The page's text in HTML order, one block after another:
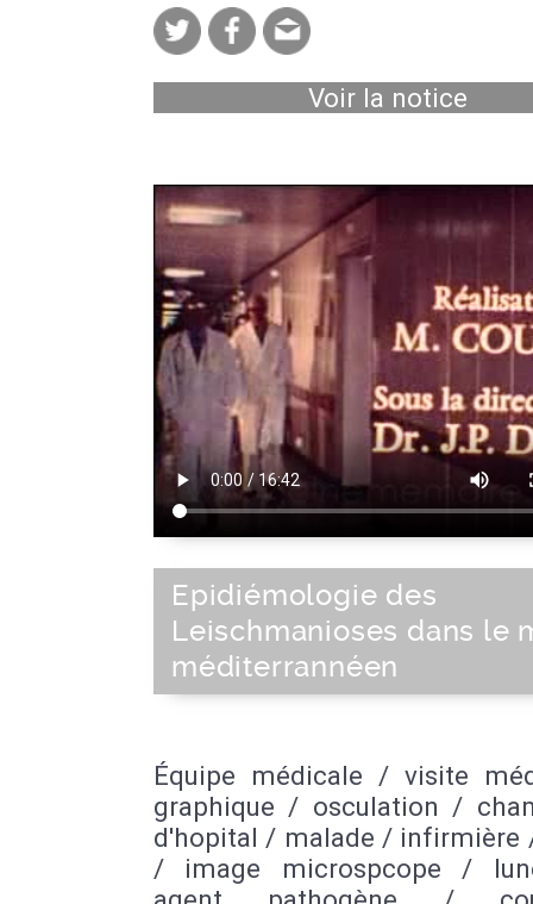
Voir la notice
Epidiémologie des
Leischmanioses dans le
méditerrannéen
Équipe médicale / visite
graphique / osculation /
d'hopital / malade / infirmière
/ image microspcope /